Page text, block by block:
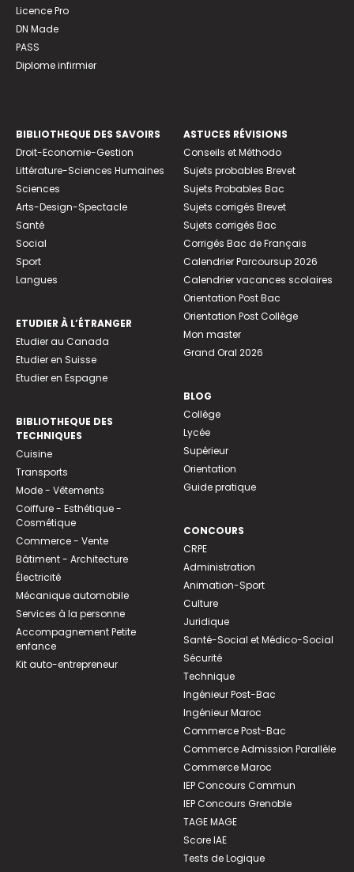
Licence Pro
DN Made
PASS
Diplome infirmier
BIBLIOTHEQUE DES SAVOIRS
Droit-Economie-Gestion
Littérature-Sciences Humaines
Sciences
Arts-Design-Spectacle
Santé
Social
Sport
Langues
ETUDIER À L’ÉTRANGER
Etudier au Canada
Etudier en Suisse
Etudier en Espagne
BIBLIOTHEQUE DES
TECHNIQUES
Cuisine
Transports
Mode - Vêtements
Coiffure - Esthétique -
Cosmétique
Commerce - Vente
Bâtiment - Architecture
Électricité
Mécanique automobile
Services à la personne
Accompagnement Petite
enfance
Kit auto-entrepreneur
ASTUCES RÉVISIONS
Conseils et Méthodo
Sujets probables Brevet
Sujets Probables Bac
Sujets corrigés Brevet
Sujets corrigés Bac
Corrigés Bac de Français
Calendrier Parcoursup 2026
Calendrier vacances scolaires
Orientation Post Bac
Orientation Post Collège
Mon master
Grand Oral 2026
BLOG
Collège
Lycée
Supérieur
Orientation
Guide pratique
CONCOURS
CRPE
Administration
Animation-Sport
Culture
Juridique
Santé-Social et Médico-Social
Sécurité
Technique
Ingénieur Post-Bac
Ingénieur Maroc
Commerce Post-Bac
Commerce Admission Parallèle
Commerce Maroc
IEP Concours Commun
IEP Concours Grenoble
TAGE MAGE
Score IAE
Tests de Logique